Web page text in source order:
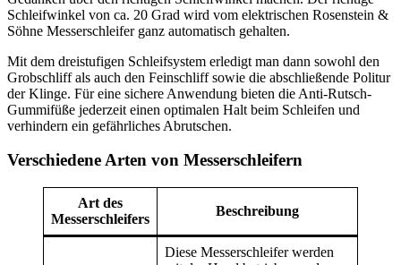
Schleifwinkel von ca. 20 Grad wird vom elektrischen Rosenstein &
Söhne Messerschleifer ganz automatisch gehalten.
Mit dem dreistufigen Schleifsystem erledigt man dann sowohl den
Grobschliff als auch den Feinschliff sowie die abschließende Politur
der Klinge. Für eine sichere Anwendung bieten die Anti-Rutsch-
Gummifüße jederzeit einen optimalen Halt beim Schleifen und
verhindern ein gefährliches Abrutschen.
Verschiedene Arten von Messerschleifern
Art des
Messerschleifers
Beschreibung
Diese Messerschleifer werden